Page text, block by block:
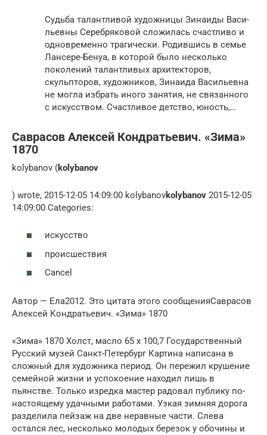
Судьба талантливой художницы Зинаиды Васи­
льевны Серебряковой сложилась счастливо и
одно­временно трагически. Родившись в семье
Лансере-Бенуа, в которой было несколько
поколений талантли­вых архитекторов,
скульпторов, художников, Зинаида Васильевна
не могла избрать иного занятия, не свя­занного
с искусством. Счастливое детство, юность,…
Саврасов Алексей Кондратьевич. «Зима»
1870
kolybanov (kolybanov
) wrote, 2015-12-05 14:09:00 kolybanovkolybanov 2015-12-05
14:09:00 Categories:
искусство
происшествия
Cancel
Автор — Ела2012. Это цитата этого сообщенияСаврасов
Алексей Кондратьевич. «Зима» 1870
«Зима» 1870 Холст, масло 65 x 100,7 Государственный
Русский музей Санкт-Петербург Картина написана в
сложный для художника период. Он пережил крушение
семейной жизни и успокоение находил лишь в
пьянстве. Только изредка мастер радовал публику по-
настоящему удачными работами. Узкая зимняя дорога
разделила пейзаж на две неравные части. Слева
остался лес, несколько молодых березок у обочины и